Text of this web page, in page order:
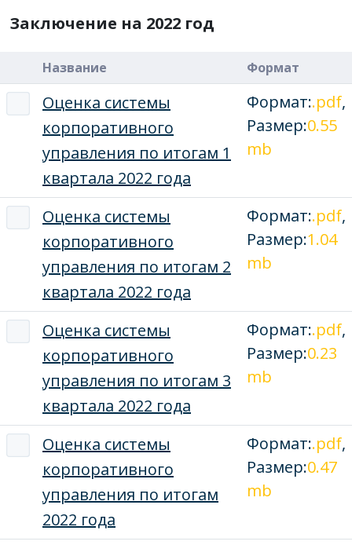
Заключение на 2022 год
Название Формат
Оценка системы
корпоративного
управления по итогам 1
квартала 2022 года
Формат:.pdf,
Размер:0.55
mb
Оценка системы
корпоративного
управления по итогам 2
квартала 2022 года
Формат:.pdf,
Размер:1.04
mb
Оценка системы
корпоративного
управления по итогам 3
квартала 2022 года
Формат:.pdf,
Размер:0.23
mb
Оценка системы
корпоративного
управления по итогам
2022 года
Формат:.pdf,
Размер:0.47
mb